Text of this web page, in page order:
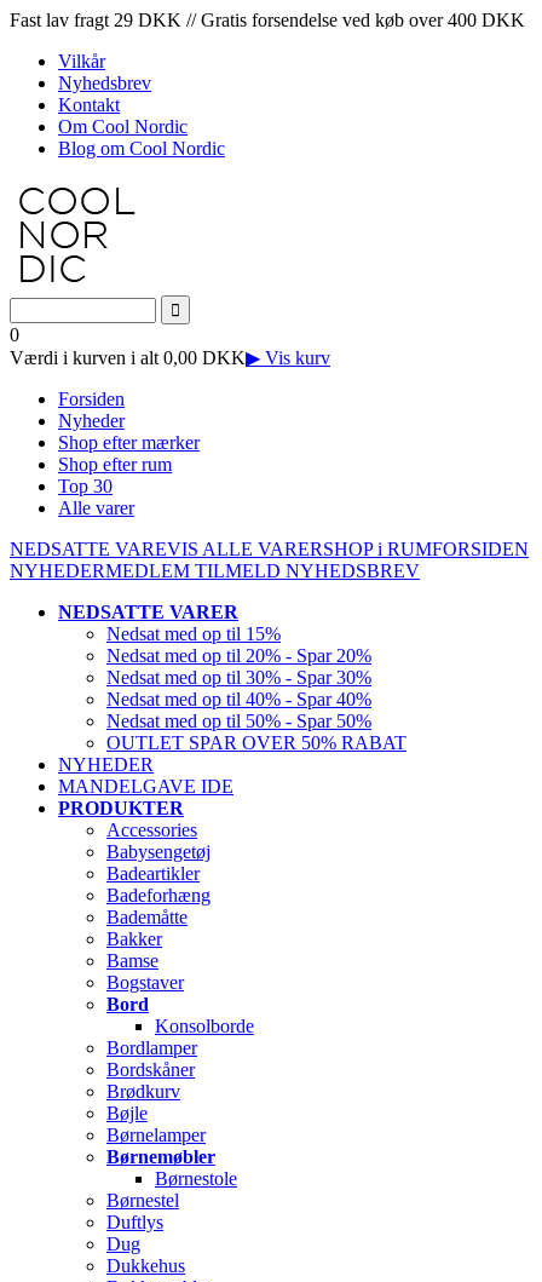
Fast lav fragt 29 DKK // Gratis forsendelse ved køb over 400 DKK
Vilkår
Nyhedsbrev
Kontakt
Om Cool Nordic
Blog om Cool Nordic
0
Værdi i kurven i alt 0,00 DKK▶ Vis kurv
Forsiden
Nyheder
Shop efter mærker
Shop efter rum
Top 30
Alle varer
NEDSATTE VAREVIS ALLE VARERSHOP i RUMFORSIDEN
NYHEDERMEDLEM TILMELD NYHEDSBREV
NEDSATTE VARER
Nedsat med op til 15%
Nedsat med op til 20% - Spar 20%
Nedsat med op til 30% - Spar 30%
Nedsat med op til 40% - Spar 40%
Nedsat med op til 50% - Spar 50%
OUTLET SPAR OVER 50% RABAT
NYHEDER
MANDELGAVE IDE
PRODUKTER
Accessories
Babysengetøj
Badeartikler
Badeforhæng
Bademåtte
Bakker
Bamse
Bogstaver
Bord
Konsolborde
Bordlamper
Bordskåner
Brødkurv
Bøjle
Børnelamper
Børnemøbler
Børnestole
Børnestel
Duftlys
Dug
Dukkehus